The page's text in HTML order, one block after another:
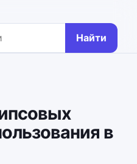
Найти
в